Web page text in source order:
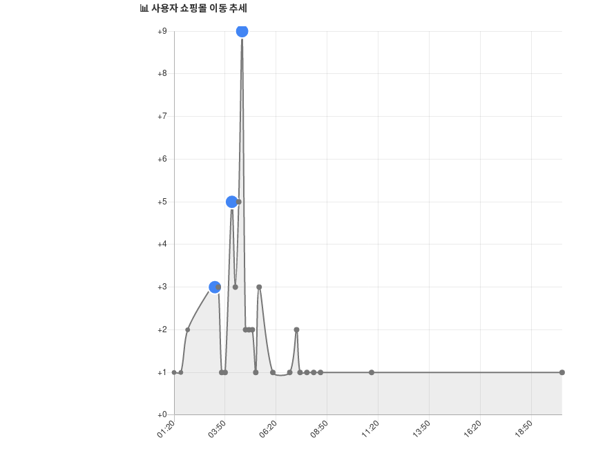
📊 사용자 쇼핑몰 이동 추세